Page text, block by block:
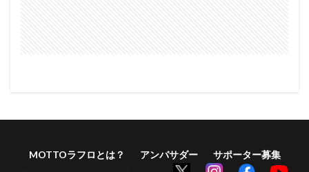
MOTTOラフロとは？ アンバサダー
サポーター募集